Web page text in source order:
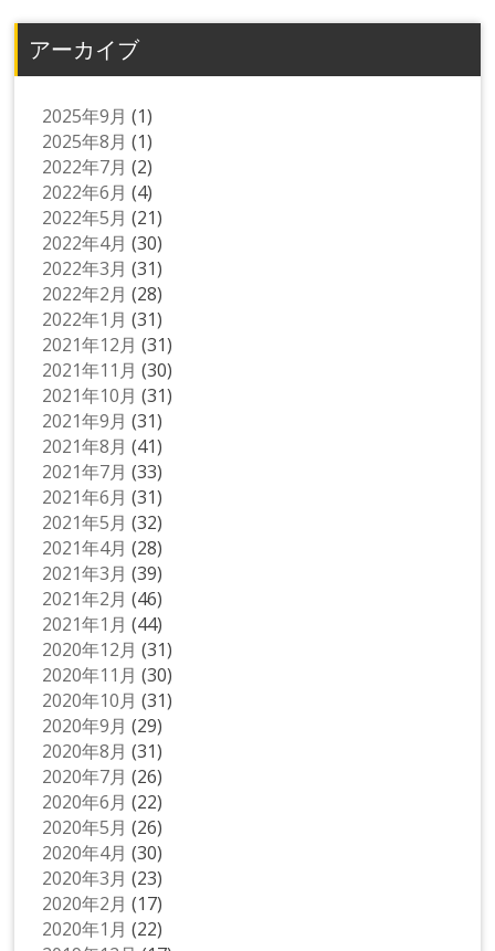
アーカイブ
2025年9月 (1)
2025年8月 (1)
2022年7月 (2)
2022年6月 (4)
2022年5月 (21)
2022年4月 (30)
2022年3月 (31)
2022年2月 (28)
2022年1月 (31)
2021年12月 (31)
2021年11月 (30)
2021年10月 (31)
2021年9月 (31)
2021年8月 (41)
2021年7月 (33)
2021年6月 (31)
2021年5月 (32)
2021年4月 (28)
2021年3月 (39)
2021年2月 (46)
2021年1月 (44)
2020年12月 (31)
2020年11月 (30)
2020年10月 (31)
2020年9月 (29)
2020年8月 (31)
2020年7月 (26)
2020年6月 (22)
2020年5月 (26)
2020年4月 (30)
2020年3月 (23)
2020年2月 (17)
2020年1月 (22)